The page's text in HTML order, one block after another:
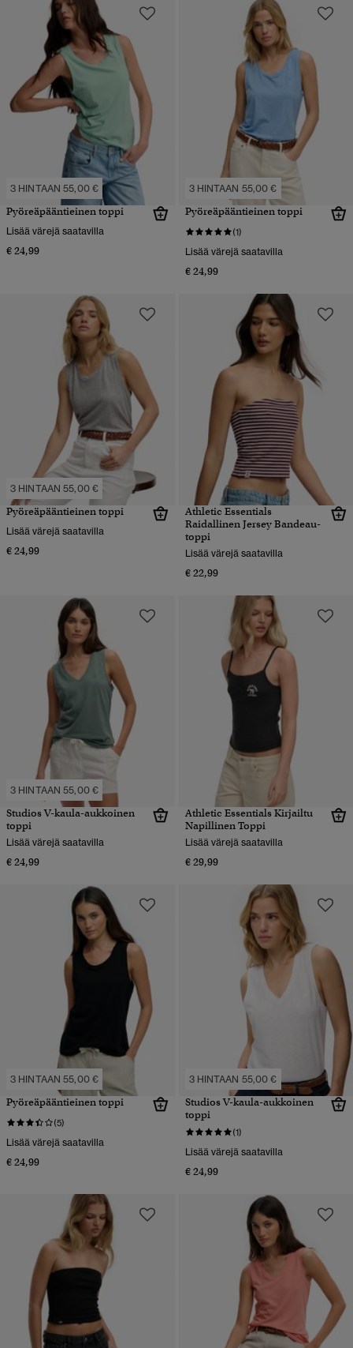
3 HINTAAN 55,00 €
Pyöreäpääntieinen toppi
Lisää värejä saatavilla
€ 24,99
3 HINTAAN 55,00 €
Pyöreäpääntieinen toppi
(1)
Lisää värejä saatavilla
€ 24,99
3 HINTAAN 55,00 €
Pyöreäpääntieinen toppi
Lisää värejä saatavilla
€ 24,99
Athletic Essentials
Raidallinen Jersey Bandeau-
toppi
Lisää värejä saatavilla
€ 22,99
3 HINTAAN 55,00 €
Studios V-kaula-aukkoinen
toppi
Lisää värejä saatavilla
€ 24,99
Athletic Essentials Kirjailtu
Napillinen Toppi
Lisää värejä saatavilla
€ 29,99
3 HINTAAN 55,00 €
Pyöreäpääntieinen toppi
(5)
Lisää värejä saatavilla
€ 24,99
3 HINTAAN 55,00 €
Studios V-kaula-aukkoinen
toppi
(1)
Lisää värejä saatavilla
€ 24,99